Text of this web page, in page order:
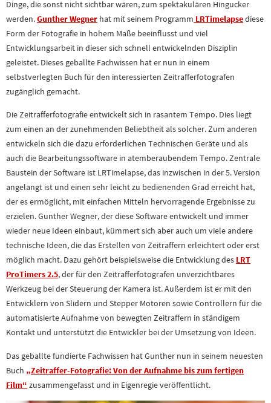
Dinge, die sonst nicht sichtbar wären, zum spektakulären Hingucker
werden.Gunther Wegner hat mit seinem Programm LRTimelapsediese
Form der Fotografie in hohem Maße beeinflusst und viel
Entwicklungsarbeit in dieser sich schnell entwickelnden Disziplin
geleistet. Dieses geballte Fachwissen hat er nun in einem
selbstverlegten Buch für den interessierten Zeitrafferfotografen
zugänglich gemacht.
Die Zeitrafferfotografie entwickelt sich in rasantem Tempo. Dies liegt
zum einen an der zunehmenden Beliebtheit als solcher. Zum anderen
entwickeln sich die dazu erforderlichen Technischen Geräte und als
auch die Bearbeitungssoftware in atemberaubendem Tempo. Zentrale
Baustein der Software ist LRTimelapse, das inzwischen in der 5. Version
angelangt ist und einen sehr leicht zu bedienenden Grad erreicht hat,
der es ermöglicht, mit einfachen Mitteln hervorragende Ergebnisse zu
erzielen. Gunther Wegner, der diese Software entwickelt und immer
wieder neue Ideen einbaut, kümmert sich aber auch um viele andere
technische Ideen, die das Erstellen von Zeitraffern erleichtert oder erst
möglich macht. Dazu gehört beispielsweise die Entwicklung des LRT
ProTimers 2.5, der für den Zeitrafferfotografen unverzichtbares
Werkzeug bei der Steuerung der Kamera ist. Außerdem ist er mit den
Entwicklern von Slidern und Stepper Motoren sowie Controllern für die
automatisierte Aufnahme von bewegten Zeitraffern in ständigem
Kontakt und unterstützt die Entwickler bei der Umsetzung von Ideen.
Das geballte fundierte Fachwissen hat Gunther nun in seinem neuesten
Buch „Zeitraffer-Fotografie: Von der Aufnahme bis zum fertigen
Film“ zusammengefasst und in Eigenregie veröffentlicht.